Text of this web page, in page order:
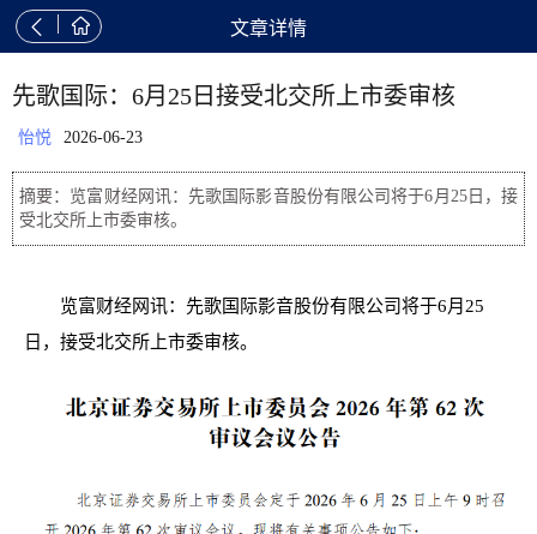
  文章详情
先歌国际：6月25日接受北交所上市委审核
怡悦 2026-06-23
摘要：览富财经网讯：先歌国际影音股份有限公司将于6月25日，接
受北交所上市委审核。
览富财经网讯：先歌国际影音股份有限公司将于6月25
日，接受北交所上市委审核。